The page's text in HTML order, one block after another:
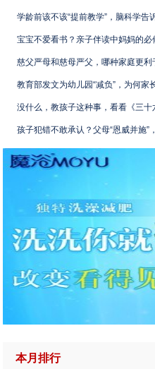
学龄前该不该“提前教学”，脑科学告
宝宝不爱看书？亲子伴读中妈妈的必
慈父严母和慈母严父，哪种家庭更
教育部发文为幼儿园“减负”，为何家
没什么，教孩子这种事，看看《三十
孩子犯错不敢承认？父母“恩威并施”
本月排行